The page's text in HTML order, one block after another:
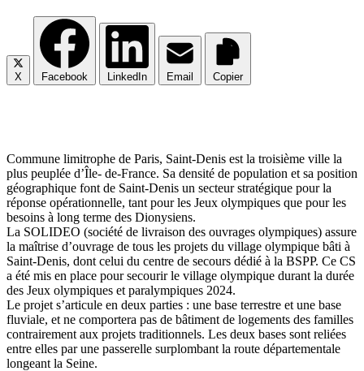
X Facebook LinkedIn Email Copier
Com­mune limi­trophe de Paris, Saint-Denis est la troi­sième ville la
plus peu­plée d’Île- de-France. Sa den­si­té de popu­la­tion et sa posi­tion
géo­gra­phique font de Saint-Denis un sec­teur stra­té­gique pour la
réponse opé­ra­tion­nelle, tant pour les Jeux olym­piques que pour les
besoins à long terme des Dio­ny­siens.
La SOLIDEO (socié­té de livrai­son des ouvrages olym­piques) assure
la maî­trise d’ouvrage de tous les pro­jets du vil­lage olym­pique bâti à
Saint-Denis, dont celui du centre de secours dédié à la BSPP. Ce CS
a été mis en place pour secou­rir le vil­lage olym­pique durant la durée
des Jeux olym­piques et para­lym­piques 2024.
Le pro­jet s’articule en deux par­ties : une base ter­restre et une base
flu­viale, et ne com­por­te­ra pas de bâti­ment de loge­ments des familles
contrai­re­ment aux pro­jets tra­di­tion­nels. Les deux bases sont reliées
entre elles par une pas­se­relle sur­plom­bant la route dépar­te­men­tale
lon­geant la Seine.